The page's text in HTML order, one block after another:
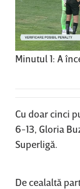
Minutul 1: A
Cu doar cinci
6-13, Gloria
Superligă.
De cealaltă